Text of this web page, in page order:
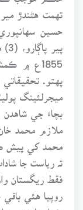
1855ع ۾
پهتو.
ميجرلئينگ
بچاءَ جي
ملازم محمد
تہ رياست جا
فقط ريگستان
روپيا هئي